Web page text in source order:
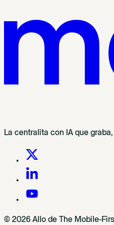
La centralita con IA que
© 2026 Allo de The Mobile-